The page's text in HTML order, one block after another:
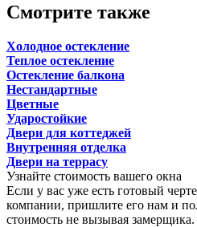
Смотрите также
Холодное остекление
Теплое остекление
Остекление балкона
Нестандартные
Цветные
Ударостойкие
Двери для коттеджей
Внутренняя отделка
Двери на террасу
Узнайте стоимость вашего окна
Если у вас уже есть готовый
компании, пришлите его нам и
стоимость не вызывая замерщика.